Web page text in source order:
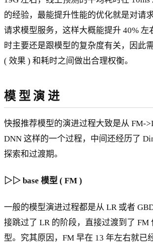
的经验，最能提升性能的优化就是对请
请求模型服务，这样大概能提升 40% 左
时主要还是跟模型的复杂度有关，因此
( 效果 ) 和耗时之间做出合理权衡。
模 型 演 进
快报推荐模型的演进过程大致是从 FM-
DNN 这样的一个过程，中间还经历了
探索和过渡期。
▷▷ base 模型 ( FM )
一般的模型演进过程都是从 LR 或者
接跳过了 LR 的阶段，直接过渡到了 FM
型。究其原因，FM 早在 13 年左右就已